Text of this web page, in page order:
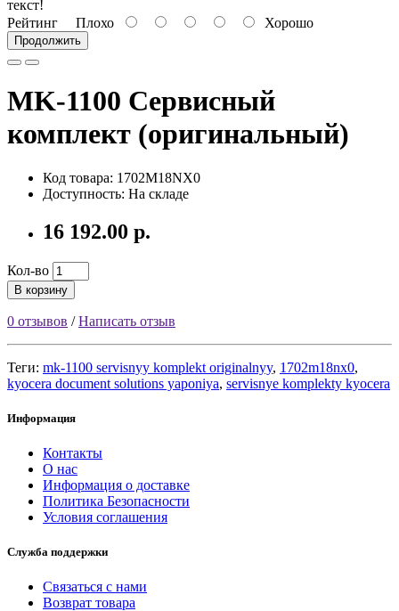
текст!
Рейтинг Плохо Хорошо
Продолжить
MK-1100 Сервисный
комплект (оригинальный)
Код товара: 1702M18NX0
Доступность: На складе
16 192.00 р.
Кол-во
В корзину
0 отзывов /Написать отзыв
Теги: mk-1100 servisnyy komplekt originalnyy, 1702m18nx0,
kyocera document solutions yaponiya, servisnye komplekty kyocera
Информация
Контакты
О нас
Информация о доставке
Политика Безопасности
Условия соглашения
Служба поддержки
Связаться с нами
Возврат товара